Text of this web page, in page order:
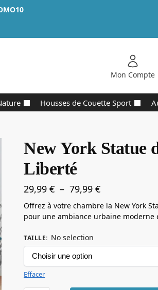
Mon Compte
Housses de Couette Sport
New York Statue
Liberté
29,99€ – 79,99€
Offrez à votre chambre la New York
pour une ambiance urbaine moderne
TAILLE: No selection
Effacer